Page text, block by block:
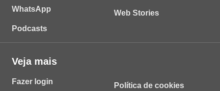
WhatsApp
Podcasts
Web Stories
Veja mais
Fazer login Política de cookies